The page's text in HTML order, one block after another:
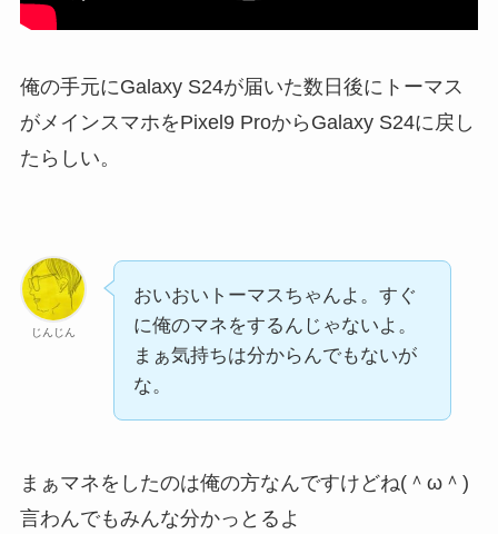
俺の手元にGalaxy S24が届いた数日後にトーマス
がメインスマホをPixel9 ProからGalaxy S24に戻し
たらしい。
じんじん
おいおいトーマスちゃんよ。すぐ
に俺のマネをするんじゃないよ。
まぁ気持ちは分からんでもないが
な。
まぁマネをしたのは俺の方なんですけどね(＾ω＾)
言わんでもみんな分かっとるよ